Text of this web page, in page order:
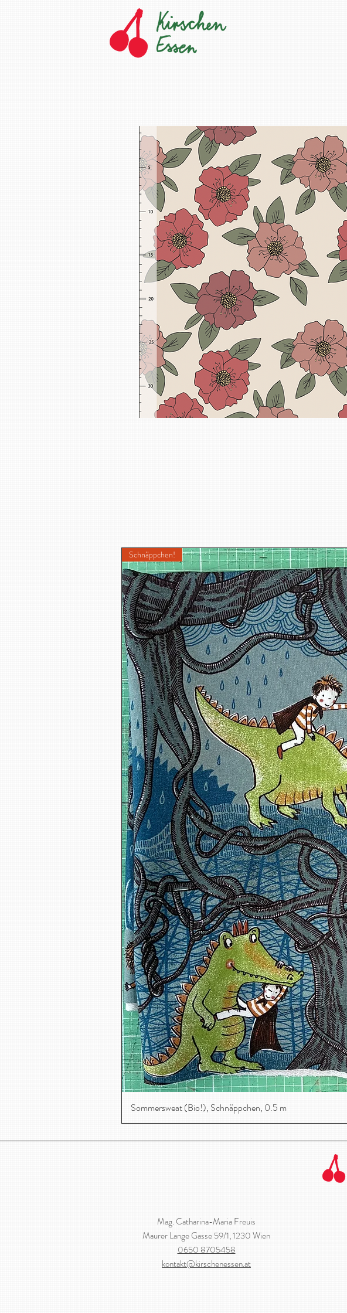
Schnäppchen!
Sommersweat (Bio!), Schnäppchen, 0.5 m
Mag. Catharina-Maria Freuis
Maurer Lange Gasse 59/1, 1230 Wien
0650 8705458
kontakt@kirschenessen.at